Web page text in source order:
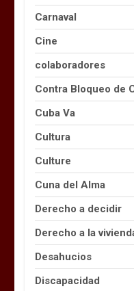
Carnaval
Cine
colaboradores
Contra Bloqueo de
Cuba Va
Cultura
Culture
Cuna del Alma
Derecho a decidir
Derecho a la
Desahucios
Discapacidad